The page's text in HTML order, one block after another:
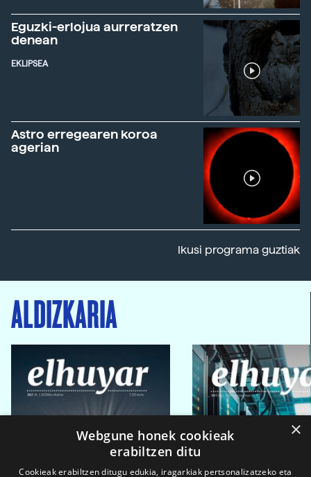
Eguzki-erlojua aurreratzen
denean
EKLIPSEA
Astro erregearen koroa
agerian
Ikusi programa guztiak
ALDIZKARIA
×
Webgune honek cookieak
erabiltzen ditu
Cookieak erabiltzen ditugu edukia, iragarkiak pertsonalizatzeko eta